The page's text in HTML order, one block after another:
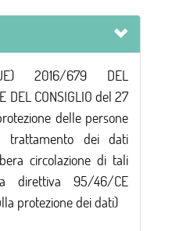
2016/679 DEL
DEL CONSIGLIO del 27
delle persone
trattamento dei dati
circolazione di tali
95/46/CE
protezione dei dati)